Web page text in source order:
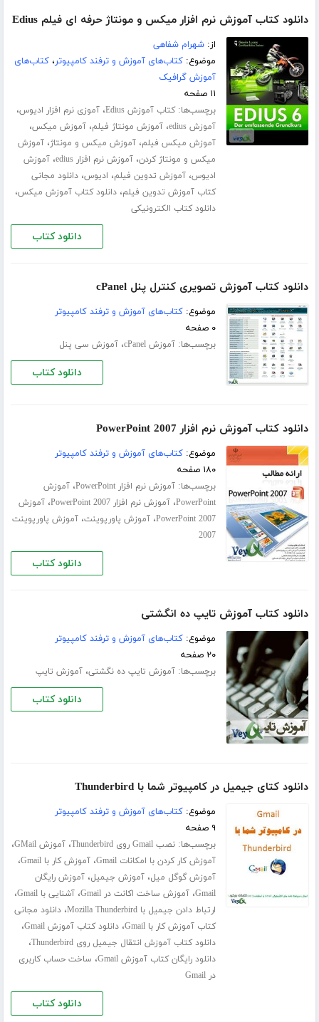
دانلود کتاب آموزش نرم افزار میکس و مونتاژ حرفه ای فیلم Edius
از:شهرام شفاهی
موضوع:کتاب‌های آموزش و ترفند کامپیوتر،کتاب‌های
آموزش گرافیک
۱۱ صفحه
برچسب‌ها:کتاب آموزش Edius ،آموزی نرم افزار ادیوس،
آموزش edius ،آموزش مونتاژ فیلم،آموزش میکس،
آموزش میکس فیلم،آموزش میکس و مونتاژ،آموزش
میکس و مونتاژ کردن،آموزش نرم افزار edius ،آموزش
ادیوس،آموزش تدوین فیلم، ادیوس،دانلود مجانی
کتاب آموزش تدوین فیلم،دانلود کتاب آموزش میکس،
دانلود کتاب الکترونیکی
دانلود کتاب
دانلود کتاب آموزش تصویری کنترل پنل cPanel
موضوع:کتاب‌های آموزش و ترفند کامپیوتر
۰ صفحه
برچسب‌ها:آموزش cPanel ،آموزش سی پنل
دانلود کتاب
دانلود کتاب آموزش نرم افزار PowerPoint 2007
موضوع:کتاب‌های آموزش و ترفند کامپیوتر
۱۸۰ صفحه
برچسب‌ها:آموزش نرم افزار PowerPoint ،آموزش
PowerPoint،آموزش نرم افزار PowerPoint 2007 ،آموزش
PowerPoint 2007،آموزش پاورپوینت،آموزش پاورپوینت
2007
دانلود کتاب
دانلود کتاب آموزش تایپ ده انگشتی
موضوع:کتاب‌های آموزش و ترفند کامپیوتر
۲۰ صفحه
برچسب‌ها:آموزش تایپ ده‌ نگشتی،آموزش تایپ
دانلود کتاب
دانلود کتای جیمیل در کامپیوتر شما با Thunderbird
موضوع:کتاب‌های آموزش و ترفند کامپیوتر
۹ صفحه
برچسب‌ها:نصب Gmail روی Thunderbird ،آموزش GMail ،
آموزش کار کردن با امکانات Gmail ،آموزش کار با Gmail ،
آموزش گوگل میل،آموزش جیمیل،آموزش رایگان
Gmail،آموزش ساخت اکانت در Gmail ،آشنایی با Gmail ،
ارتباط دادن جیمیل با Mozilla Thunderbird ،دانلود مجانی
کتاب آموزش کار با Gmail
،دانلود کتاب آموزش Gmail ،
دانلود کتاب آموزش انتقال جیمیل روی Thunderbird ،
دانلود رایگان کتاب آموزش Gmail ، ساخت حساب کاربری
در Gmail
دانلود کتاب